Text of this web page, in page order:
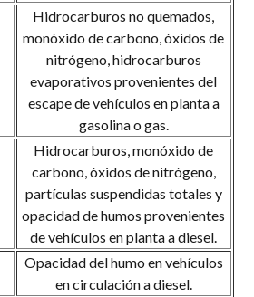
Hidrocarburos no quemados,
monóxido de carbono, óxidos de
nitrógeno, hidrocarburos
evaporativos provenientes del
escape de vehículos en planta a
gasolina o gas.
Hidrocarburos, monóxido de
carbono, óxidos de nitrógeno,
partículas suspendidas totales y
opacidad de humos provenientes
de vehículos en planta a diesel.
Opacidad del humo en vehículos
en circulación a diesel.